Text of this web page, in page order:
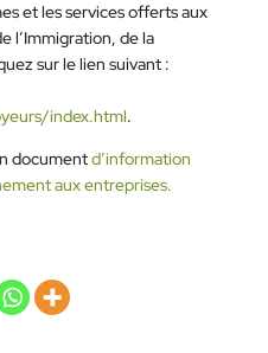
et les services offerts aux
l’Immigration, de la
sur le lien suivant :
index.html.
documentd’information
aux entreprises.